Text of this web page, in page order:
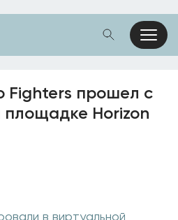
Fighters прошел с
Horizon
в виртуальной